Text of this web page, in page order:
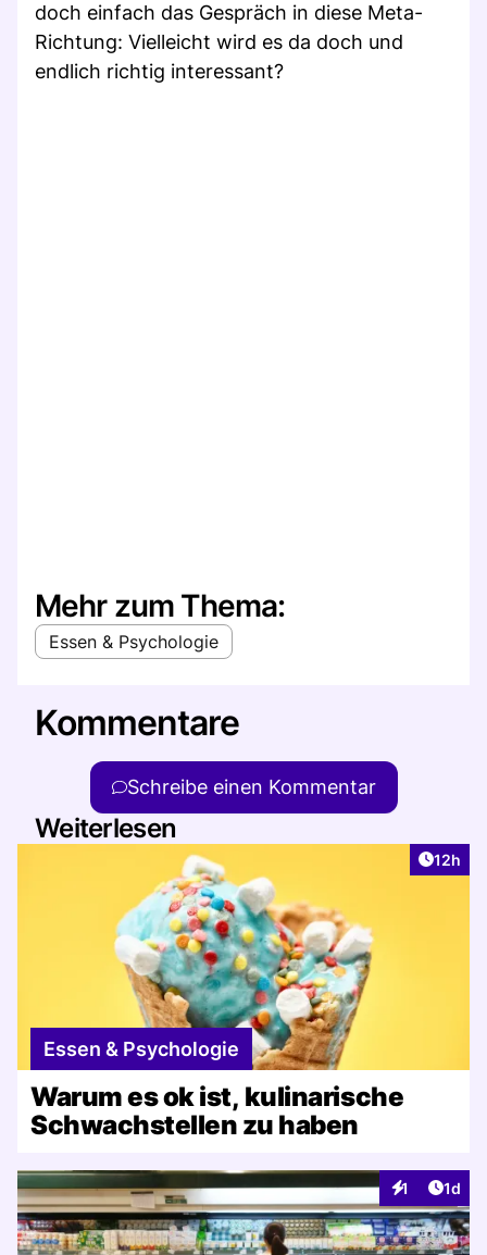
doch einfach das Gespräch in diese Meta-
Richtung: Vielleicht wird es da doch und
endlich richtig interessant?
Mehr zum Thema:
Essen & Psychologie
Kommentare
Schreibe einen Kommentar
Weiterlesen
Artikel
12h
Essen & Psychologie
Warum es ok ist, kulinarische
Schwachstellen zu haben
1
Interaktionen
1d